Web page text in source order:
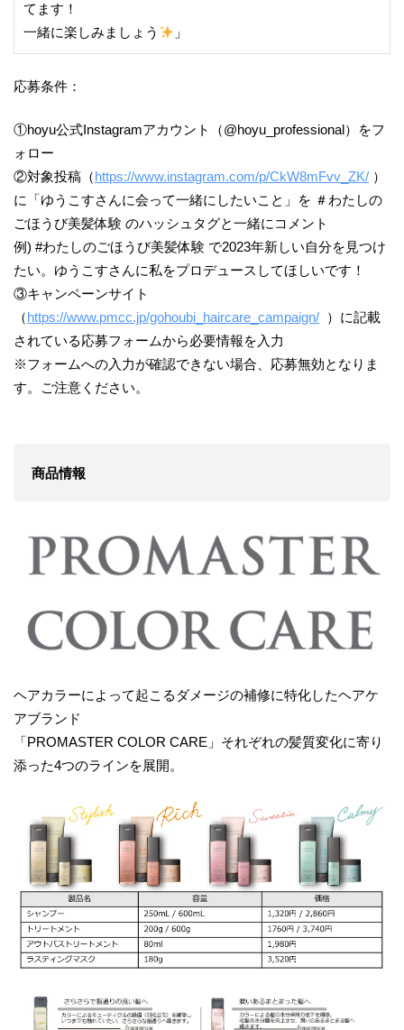
てます！
一緒に楽しみましょう
」
応募条件：
①hoyu公式Instagramアカウント（@hoyu_professional）をフ
ォロー
②対象投稿（ https://www.instagram.com/p/CkW8mFvv_ZK/ ）
に「ゆうこすさんに会って一緒にしたいこと」を ＃わたしの
ごほうび美髪体験 のハッシュタグと一緒にコメント
例) #わたしのごほうび美髪体験 で2023年新しい自分を見つけ
たい。ゆうこすさんに私をプロデュースしてほしいです！
③キャンペーンサイト
（ https://www.pmcc.jp/gohoubi_haircare_campaign/ ）に記載
されている応募フォームから必要情報を入力
※フォームへの入力が確認できない場合、応募無効となりま
す。ご注意ください。
商品情報
ヘアカラーによって起こるダメージの補修に特化したヘアケ
アブランド
「PROMASTER COLOR CARE」それぞれの髪質変化に寄り
添った4つのラインを展開。